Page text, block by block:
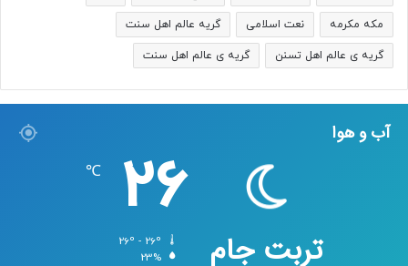
مکه مکرمه نعت اسلامی گریه عالم اهل سنت
گریه ی عالم اهل تسنن گریه ی عالم اهل سنت
آب و هوا
تربت جام
26
℃
23%